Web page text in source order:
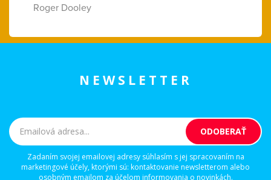
Roger Dooley
NEWSLETTER
Zadaním svojej emailovej adresy súhlasím s jej spracovaním na
marketingové účely, ktorými sú: kontaktovanie newsletterom alebo
osobným emailom za účelom informovania o novinkách.